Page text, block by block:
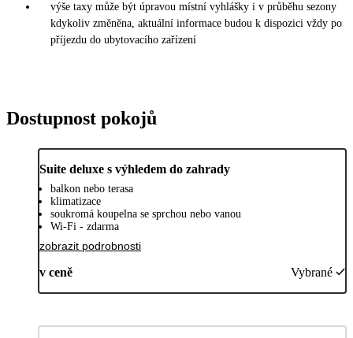
výše taxy může být úpravou místní vyhlášky i v průběhu sezony
kdykoliv změněna, aktuální informace budou k dispozici vždy po
příjezdu do ubytovacího zařízení
Dostupnost pokojů
Suite deluxe s výhledem do zahrady
balkon nebo terasa
klimatizace
soukromá koupelna se sprchou nebo vanou
Wi-Fi - zdarma
zobrazit podrobnosti
v ceně Vybrané